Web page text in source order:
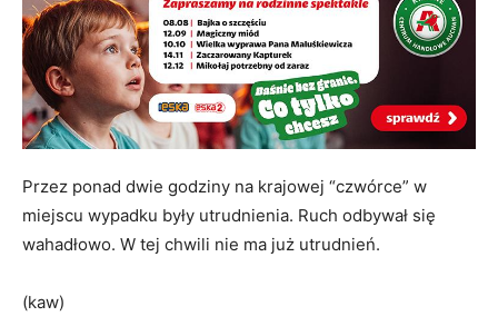
Przez ponad dwie godziny na krajowej “czwórce” w
miejscu wypadku były utrudnienia. Ruch odbywał się
wahadłowo. W tej chwili nie ma już utrudnień.
(kaw)